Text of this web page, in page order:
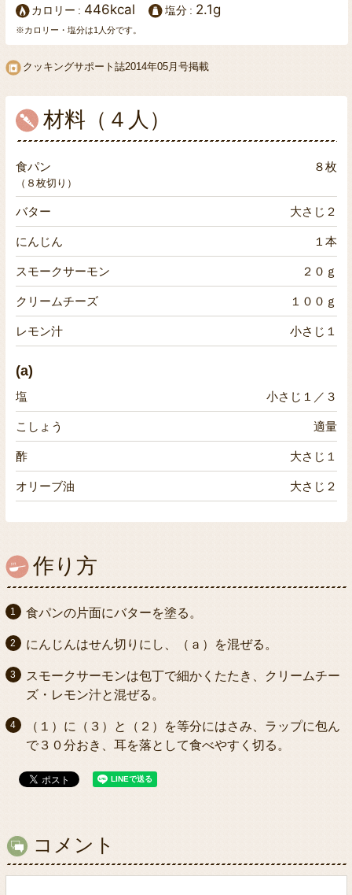
カロリー 446kcal 塩分 2.1g
※カロリー・塩分は1人分です。
クッキングサポート誌2014年05月号掲載
材料（４人）
食パン ８枚
（８枚切り）
バター 大さじ２
にんじん １本
スモークサーモン ２０ｇ
クリームチーズ １００ｇ
レモン汁 小さじ１
(a)
塩 小さじ１／３
こしょう 適量
酢 大さじ１
オリーブ油 大さじ２
作り方
食パンの片面にバターを塗る。
にんじんはせん切りにし、（ａ）を混ぜる。
スモークサーモンは包丁で細かくたたき、クリームチー
ズ・レモン汁と混ぜる。
（１）に（３）と（２）を等分にはさみ、ラップに包ん
で３０分おき、耳を落として食べやすく切る。
コメント